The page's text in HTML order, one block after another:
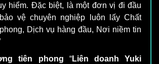
hiểm. Đặc biệt, là một đơn vị đi đầu
vệ chuyên nghiệp luôn lấy Chất
Dịch vụ hàng đầu, Nơi niềm tin
tiên phong “Liên doanh Yuki